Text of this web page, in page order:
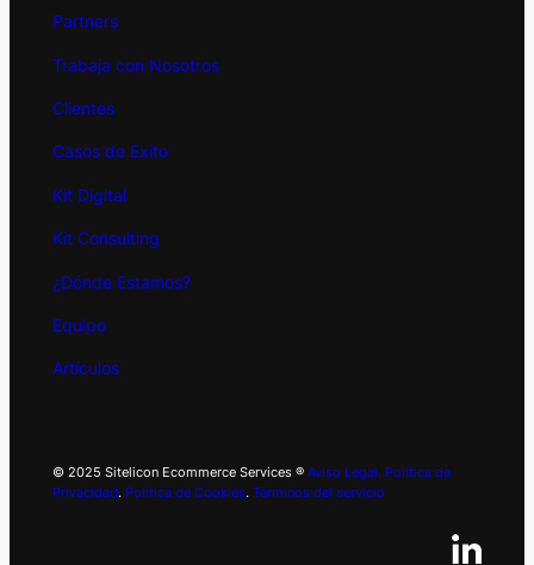
Partners
Trabaja con Nosotros
Clientes
Casos de Exito
KitDigital
Kit Consulting
¿Dónde Estamos?
Equipo
Artículos
© 2025 Sitelicon Ecommerce Services ® Aviso Legal. Politica de
Privacidad. Politica de Cookies. Términos del servicio